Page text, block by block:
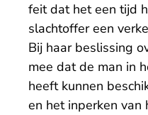
feit dat het een tijd
slachtoffer een
Bij haar beslissing
mee dat de man in
heeft kunnen
en het inperken van